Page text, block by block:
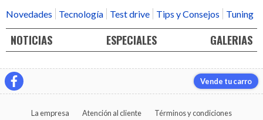
Novedades
Tecnología Test drive Tips y Consejos Tuning
NOTICIAS ESPECIALES GALERIAS
Vende tu carro
La empresa Atención al cliente Términos y condiciones